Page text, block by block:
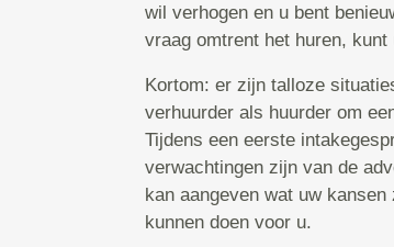
wil verhogen en u bent
vraag omtrent het huren,
Kortom: er zijn talloze
verhuurder als huurder om
Tijdens een eerste
verwachtingen zijn van de
kan aangeven wat uw
kunnen doen voor u.